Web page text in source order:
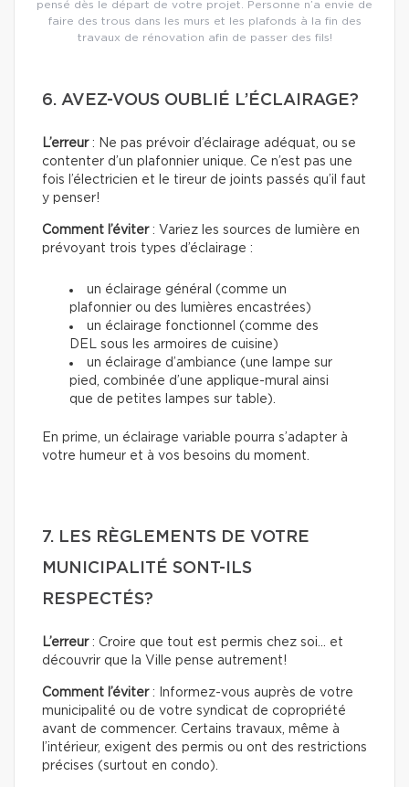
pensé dès le départ de votre projet. Personne n’a envie de
faire des trous dans les murs et les plafonds à la fin des
travaux de rénovation afin de passer des fils!
6. AVEZ-VOUS OUBLIÉ L’ÉCLAIRAGE?
L’erreur: Ne pas prévoir d’éclairage adéquat, ou se
contenter d’un plafonnier unique. Ce n’est pas une
fois l’électricien et le tireur de joints passés qu’il faut
y penser!
Comment l’éviter: Variez les sources de lumière en
prévoyant trois types d’éclairage :
un éclairage général (comme un
plafonnier ou des lumières encastrées)
un éclairage fonctionnel (comme des
DEL sous les armoires de cuisine)
un éclairage d’ambiance (une lampe sur
pied, combinée d’une applique-mural ainsi
que de petites lampes sur table).
En prime, un éclairage variable pourra s’adapter à
votre humeur et à vos besoins du moment.
7. LES RÈGLEMENTS DE VOTRE
MUNICIPALITÉ SONT-ILS
RESPECTÉS?
L’erreur: Croire que tout est permis chez soi… et
découvrir que la Ville pense autrement!
Comment l’éviter: Informez-vous auprès de votre
municipalité ou de votre syndicat de copropriété
avant de commencer. Certains travaux, même à
l’intérieur, exigent des permis ou ont des restrictions
précises (surtout en condo).